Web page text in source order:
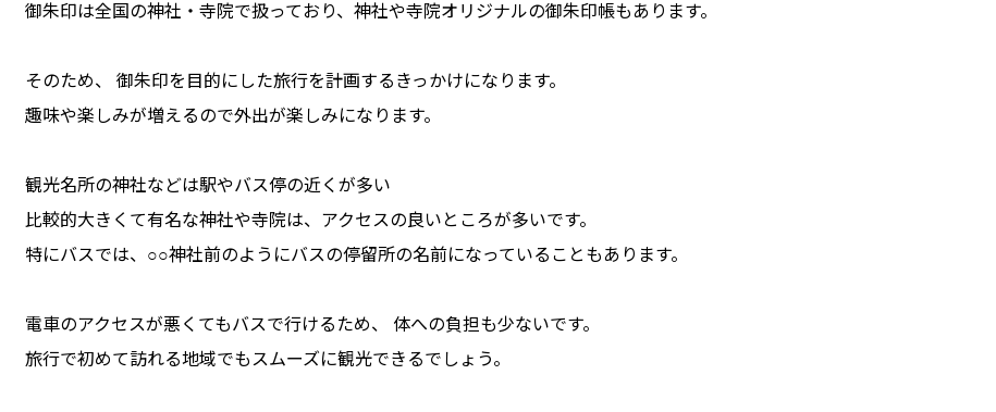
御朱印は全国の神社・寺院で扱っており、神社や寺院オリジナルの御朱印帳もあります。
そのため、 御朱印を目的にした旅行を計画するきっかけになります。
趣味や楽しみが増えるので外出が楽しみになります。
観光名所の神社などは駅やバス停の近くが多い
比較的大きくて有名な神社や寺院は、アクセスの良いところが多いです。
特にバスでは、○○神社前のようにバスの停留所の名前になっていることもあります。
電車のアクセスが悪くてもバスで行けるため、 体への負担も少ないです。
旅行で初めて訪れる地域でもスムーズに観光できるでしょう。